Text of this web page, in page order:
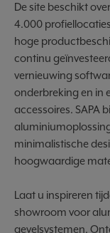
De site beschikt
4.000
hoge
continu
vernieuwing
onderbreking en in
accessoires. SAPA
minimalistische
hoogwaardige
Laat u inspireren
showroom voor
gevelsystemen.